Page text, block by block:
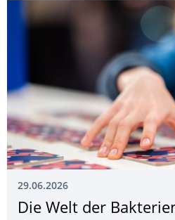
29.06.2026
Die Welt der